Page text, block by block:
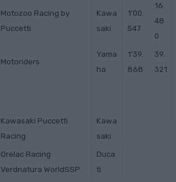
Motozoo Racing by
Puccetti
Kawa
saki
1’00.
547
16.
48
0
Motoriders
Yama
ha
1’39.
868
39.
321
Kawasaki Puccetti
Racing
Kawa
saki
Orelac Racing
Verdnatura WorldSSP
Duca
ti